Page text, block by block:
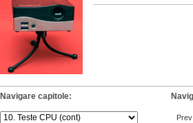
Navigare capitole:
Prev